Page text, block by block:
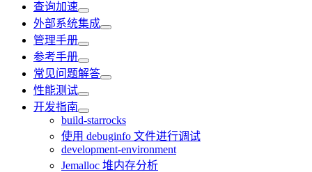
查询加速
外部系统集成
管理手册
参考手册
常见问题解答
性能测试
开发指南
build-starrocks
使用 debuginfo 文件进行调试
development-environment
Jemalloc 堆内存分析